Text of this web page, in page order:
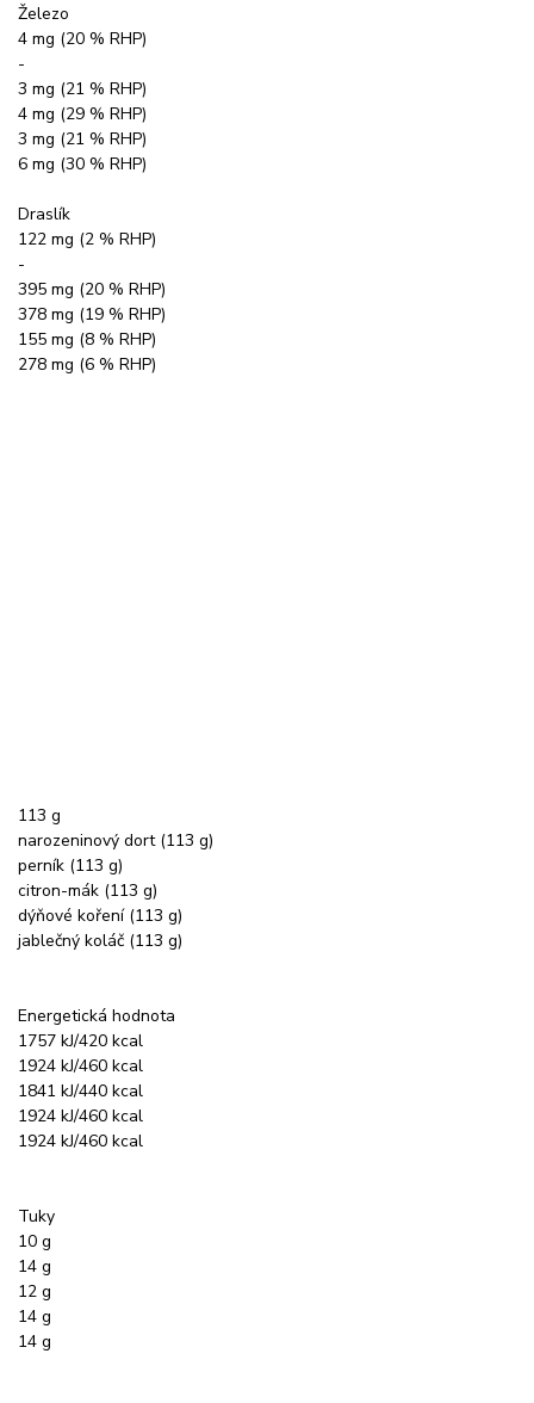
Železo
4 mg (20 % RHP)
-
3 mg (21 % RHP)
4 mg (29 % RHP)
3 mg (21 % RHP)
6 mg (30 % RHP)
Draslík
122 mg (2 % RHP)
-
395 mg (20 % RHP)
378 mg (19 % RHP)
155 mg (8 % RHP)
278 mg (6 % RHP)
113 g
narozeninový dort (113 g)
perník (113 g)
citron-mák (113 g)
dýňové koření (113 g)
jablečný koláč (113 g)
Energetická hodnota
1757 kJ/420 kcal
1924 kJ/460 kcal
1841 kJ/440 kcal
1924 kJ/460 kcal
1924 kJ/460 kcal
Tuky
10 g
14 g
12 g
14 g
14 g